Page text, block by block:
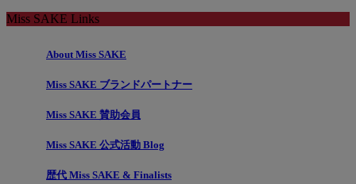
Miss SAKE Links
About Miss SAKE
Miss SAKE ブランドパートナー
Miss SAKE 賛助会員
Miss SAKE 公式活動 Blog
歴代 Miss SAKE & Finalists